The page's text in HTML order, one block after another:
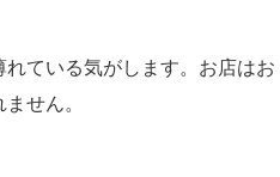
ている気がします。お店はお
せん。